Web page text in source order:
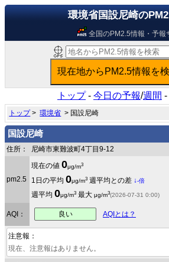
環境省国設尼崎の
全国のPM2.5情報・予報
トップ- 今日の予報/週間 -
トップ>環境省 > 国設尼崎
国設尼崎
住所： 尼崎市東難波町4丁目9-12
pm2.5
現在の値 0μg/m3
1日の平均 0μg/m3 週平均との差 ↓-倍
週平均 0μg/m3 最大 μg/m3(2026-07-31 0:00)
AQI： 良い AQIとは？
注意報：
現在、注意報はありません。